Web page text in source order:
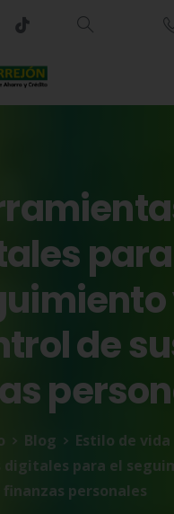
Buscar
para
de
Blog
Estilo de vida
para el
personales